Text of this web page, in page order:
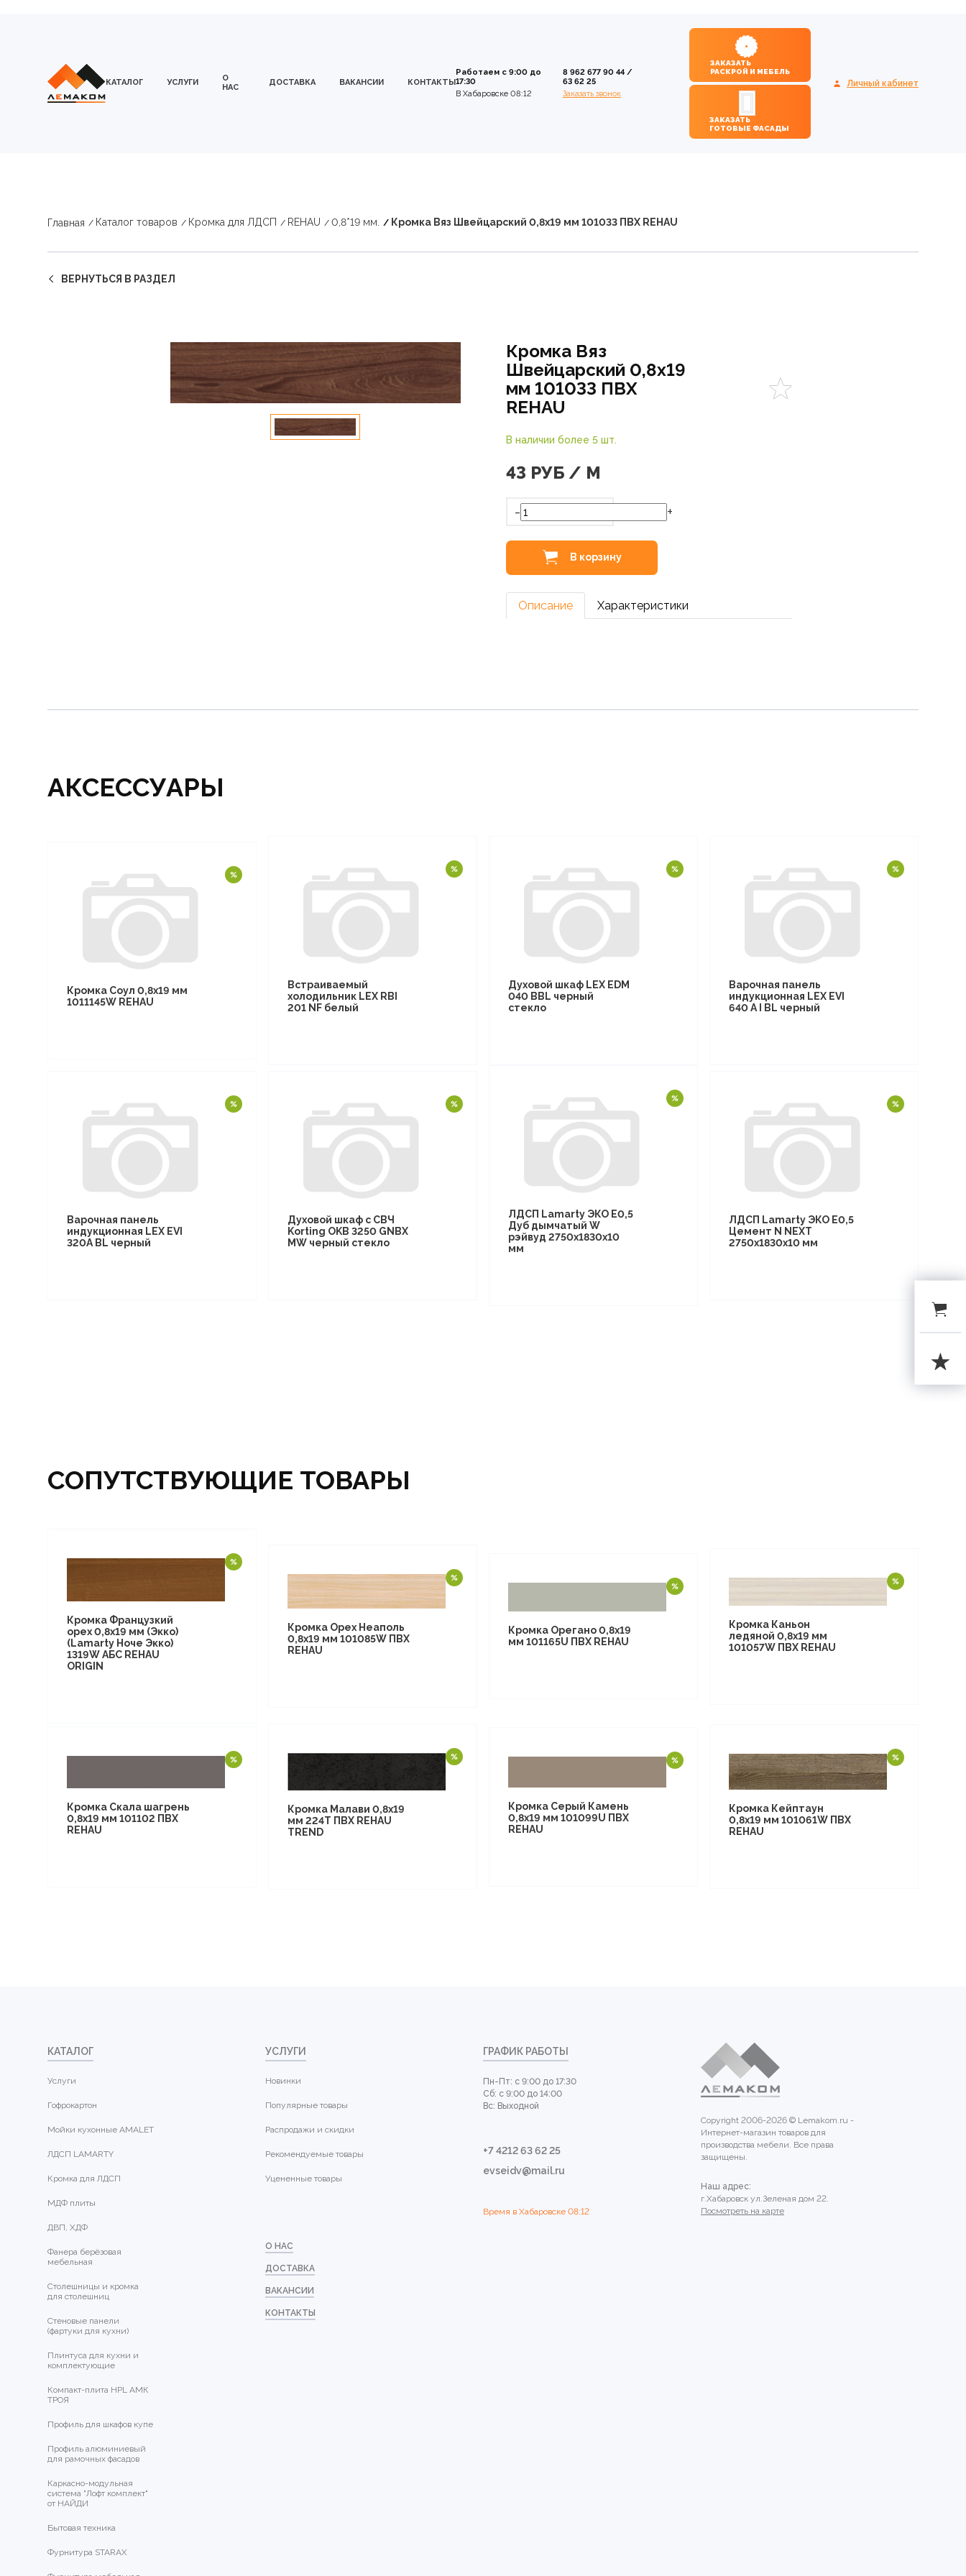
КАТАЛОГ УСЛУГИ
О
НАС
ДОСТАВКА ВАКАНСИИ КОНТАКТЫ
Работаем с 9:00 до
17:30
В Хабаровске 08:12
8 962 677 90 44/
63 62 25
Заказать звонок
ЗАКАЗАТЬ
РАСКРОЙ И МЕБЕЛЬ
ЗАКАЗАТЬ
ГОТОВЫЕ ФАСАДЫ
Личный кабинет
Главная Каталог товаров Кромка для ЛДСП REHAU 0,8*19 мм. Кромка Вяз Швейцарский 0,8х19 мм 101033 ПВХ REHAU
ВЕРНУТЬСЯ В РАЗДЕЛ
Кромка Вяз
Швейцарский 0,8х19
мм 101033 ПВХ
REHAU
В наличии более 5 шт.
43 РУБ / М
- +
В корзину
Описание Характеристики
АКСЕССУАРЫ
Кромка Соул 0,8х19 мм
1011145W REHAU
Встраиваемый
холодильник LEX RBI
201 NF белый
Духовой шкаф LEX EDM
040 BBL черный
стекло
Варочная панель
индукционная LEX EVI
640 A I BL черный
Варочная панель
индукционная LEX EVI
320A BL черный
Духовой шкаф с СВЧ
Korting OKB 3250 GNBX
MW черный стекло
ЛДСП Lamarty ЭКО E0,5
Дуб дымчатый W
рэйвуд 2750х1830х10
мм
ЛДСП Lamarty ЭКО E0,5
Цемент N NEXT
2750х1830х10 мм
СОПУТСТВУЮЩИЕ ТОВАРЫ
Кромка Французкий
орех 0,8х19 мм (Экко)
(Lamarty Ноче Экко)
1319W АБС REHAU
ORIGIN
Кромка Орех Неаполь
0,8х19 мм 101085W ПВХ
REHAU
Кромка Орегано 0,8х19
мм 101165U ПВХ REHAU
Кромка Каньон
ледяной 0,8х19 мм
101057W ПВХ REHAU
Кромка Скала шагрень
0,8х19 мм 101102 ПВХ
REHAU
Кромка Малави 0,8х19
мм 224Т ПВХ REHAU
TREND
Кромка Серый Камень
0,8х19 мм 101099U ПВХ
REHAU
Кромка Кейптаун
0,8х19 мм 101061W ПВХ
REHAU
КАТАЛОГ
Услуги
Гофрокартон
Мойки кухонные AMALET
ЛДСП LAMARTY
Кромка для ЛДСП
МДФ плиты
ДВП, ХДФ
Фанера берёзовая
мебельная
Столешницы и кромка
для столешниц
Стеновые панели
(фартуки для кухни)
Плинтуса для кухни и
комплектующие
Компакт-плита HPL АМК
ТРОЯ
Профиль для шкафов купе
Профиль алюминиевый
для рамочных фасадов
Каркасно-модульная
система "Лофт комплект"
от НАЙДИ
Бытовая техника
Фурнитура STARAX
УСЛУГИ
Новинки
Популярные товары
Распродажи и скидки
Рекомендуемые товары
Уцененные товары
О НАС
ДОСТАВКА
ВАКАНСИИ
КОНТАКТЫ
ГРАФИК РАБОТЫ
Пн-Пт: с 9:00 до 17:30
Сб: с 9:00 до 14:00
Вс: Выходной
+7 4212 63 62 25
evseidv@mail.ru
Время в Хабаровске 08:12
Copyright 2006-2026 © Lemakom.ru -
Интернет-магазин товаров для
производства мебели. Все права
защищены.
Наш адрес:
г.Хабаровск ул.Зеленая дом 22.
Посмотреть на карте